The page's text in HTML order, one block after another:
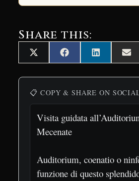
Share this:
Share
on
X
(Twitter)
Share
on
FacebookShare
on
LinkedIn
on
📋 COPY & SHARE ON